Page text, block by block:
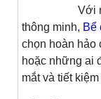
Với
thông minh, Bể
chọn hoàn
hoặc những ai
mắt và tiết